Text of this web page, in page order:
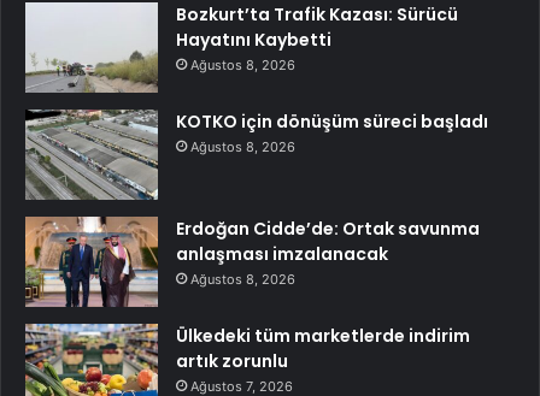
Bozkurt’ta Trafik Kazası: Sürücü
Hayatını Kaybetti
Ağustos 8, 2026
KOTKO için dönüşüm süreci başladı
Ağustos 8, 2026
Erdoğan Cidde’de: Ortak savunma
anlaşması imzalanacak
Ağustos 8, 2026
Ülkedeki tüm marketlerde indirim
artık zorunlu
Ağustos 7, 2026